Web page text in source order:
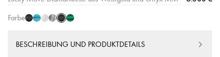
Farbe
BESCHREIBUNG UND PRODUKTDETAILS